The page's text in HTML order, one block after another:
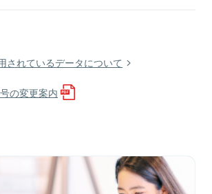
されているデータについて
の変更案内